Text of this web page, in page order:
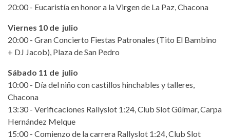
20:00 - Eucaristía en honor a la Virgen de La Paz, Chacona
Viernes 10 de julio
20:00 - Gran Concierto Fiestas Patronales (Tito El Bambino
+ DJ Jacob), Plaza de San Pedro
Sábado 11 de julio
10:00 - Día del niño con castillos hinchables y talleres,
Chacona
13:30 - Verificaciones Rallyslot 1:24, Club Slot Güímar, Carpa
Hernández Melque
15:00 - Comienzo de la carrera Rallyslot 1:24, Club Slot